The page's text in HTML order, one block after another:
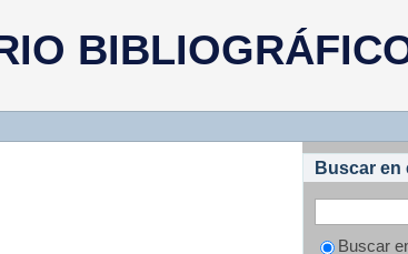
Buscar en
Buscar